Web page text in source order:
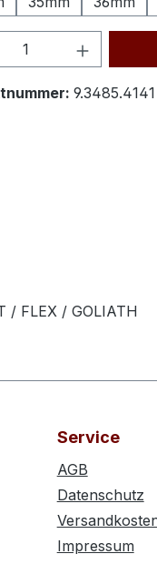
Anzahl:
9.3485.4141
/ FLEX / GOLIATH
Service
AGB
Datenschutz
Impressum